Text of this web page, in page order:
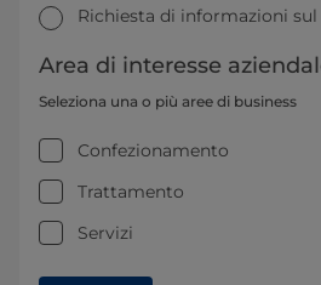
Richiesta di informazioni
Area di interesse
Seleziona una o più aree di business
Confezionamento
Trattamento
Servizi